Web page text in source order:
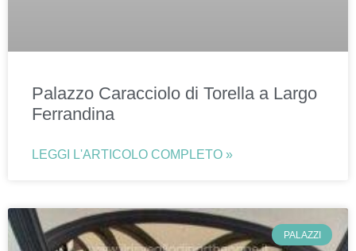
Palazzo Caracciolo di Torella a Largo
Ferrandina
LEGGI L'ARTICOLO COMPLETO »
PALAZZI